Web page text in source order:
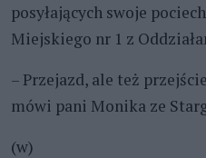
posyłających swoje
Miejskiego nr 1 z
– Przejazd, ale też
mówi pani Monika ze
(w)